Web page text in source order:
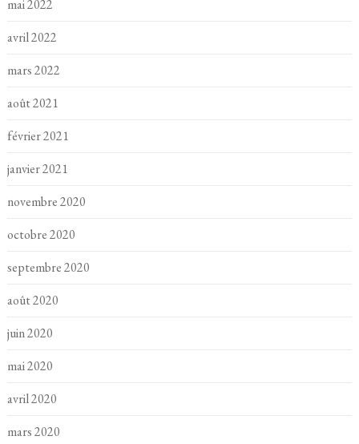
mai 2022
avril 2022
mars 2022
août 2021
février 2021
janvier 2021
novembre 2020
octobre 2020
septembre 2020
août 2020
juin 2020
mai 2020
avril 2020
mars 2020